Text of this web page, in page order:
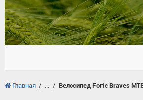
Главная / / Велосипед Forte Braves